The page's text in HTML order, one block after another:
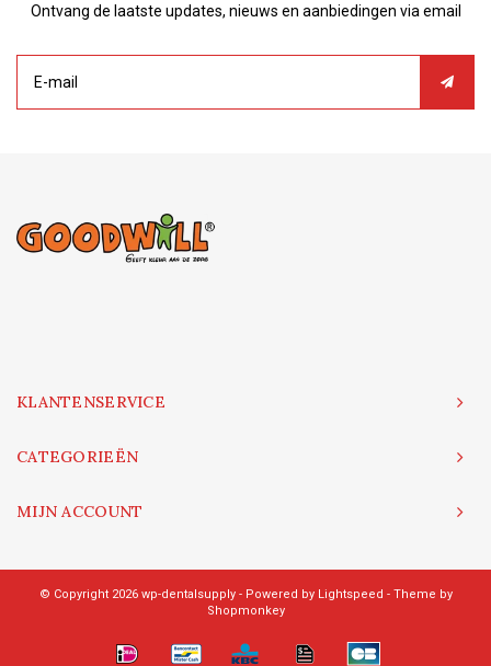
Ontvang de laatste updates, nieuws en aanbiedingen via email
KLANTENSERVICE
CATEGORIEËN
MIJN ACCOUNT
© Copyright 2026 wp-dentalsupply - Powered by Lightspeed - Theme by
Shopmonkey